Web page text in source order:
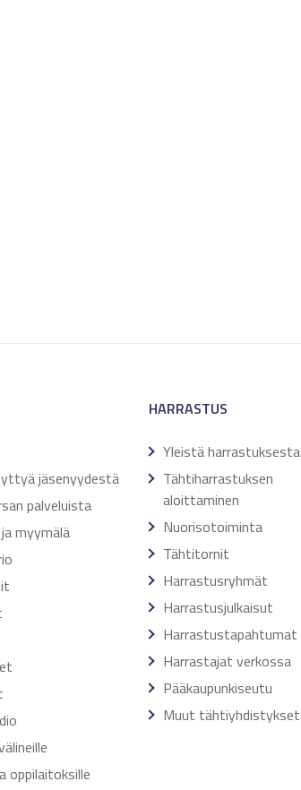
jäsenyydestä
palveluista
myymälä
oppilaitoksille
HARRASTUS
Yleistä harrastuksesta
Tähtiharrastuksen
aloittaminen
Nuorisotoiminta
Tähtitornit
Harrastusryhmät
Harrastusjulkaisut
Harrastustapahtumat
Harrastajat verkossa
Pääkaupunkiseutu
Muut tähtiyhdistykset